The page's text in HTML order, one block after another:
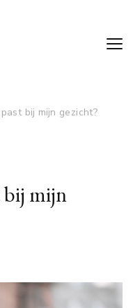
bij mijn gezicht?
bij mijn